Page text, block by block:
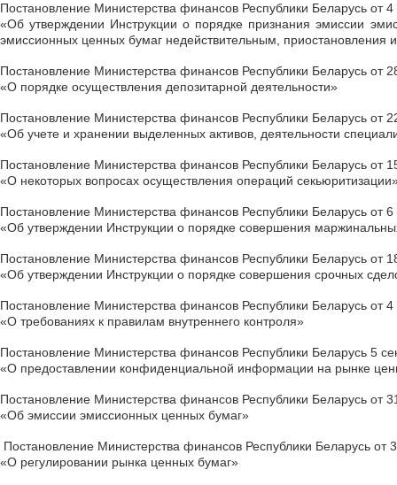
Постановление Министерства финансов Республики Беларусь от
«Об утверждении Инструкции о порядке признания эмиссии
эмиссионных ценных бумаг недействительным,
Постановление Министерства финансов Республики Беларусь от
«О порядке осуществления депозитарной деятельности»
Постановление Министерства финансов Республики Беларусь от
«Об учете и хранении выделенных активов, деятельности
Постановление Министерства финансов Республики Беларусь от
«О некоторых вопросах осуществления операций
Постановление Министерства финансов Республики Беларусь от
«Об утверждении Инструкции о порядке совершения
Постановление Министерства финансов Республики Беларусь от
«Об утверждении Инструкции о порядке совершения срочных
Постановление Министерства финансов Республики Беларусь от
«О требованиях к правилам внутреннего контроля»
Постановление Министерства финансов Республики Беларусь 5
«О предоставлении конфиденциальной информации на рынке
Постановление Министерства финансов Республики Беларусь от
«Об эмиссии эмиссионных ценных бумаг»
Постановление Министерства финансов Республики Беларусь от
«О регулировании рынка ценных бумаг»